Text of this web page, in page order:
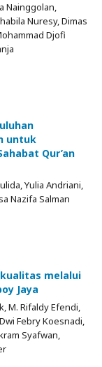
Nainggolan,
Nuresy, Dimas
Djofi
untuk
Qur’an
Yulia Andriani,
Nazifa Salman
melalui
Jaya
M. Rifaldy Efendi,
Febry Koesnadi,
Syafwan,